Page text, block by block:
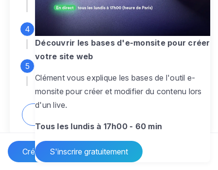
Créer un site Internet
à votre image
Ajoutez des pagessans limite pour
présenter votre activité, votre passion
pour rendre votre site dynamique
Découvrir les bases d'e-monsite pour créer
votre site web
Clément vous explique les bases de l'outil e-
monsite pour créer et modifier du contenu lors
d'un live.
Tous les lundis à 17h00 - 60 min
S'inscrire gratuitement